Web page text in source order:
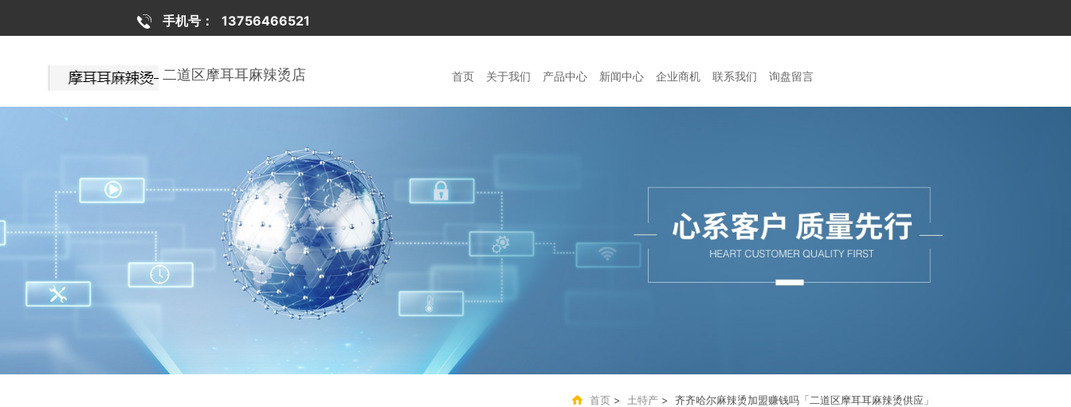
手机号： 13756466521
二道区摩耳耳麻辣烫店 首页 关于我们 产品中心 新闻中心 企业商机 联系我们 询盘留言
首页 > 土特产 > 齐齐哈尔麻辣烫加盟赚钱吗「二道区摩耳耳麻辣烫供应」